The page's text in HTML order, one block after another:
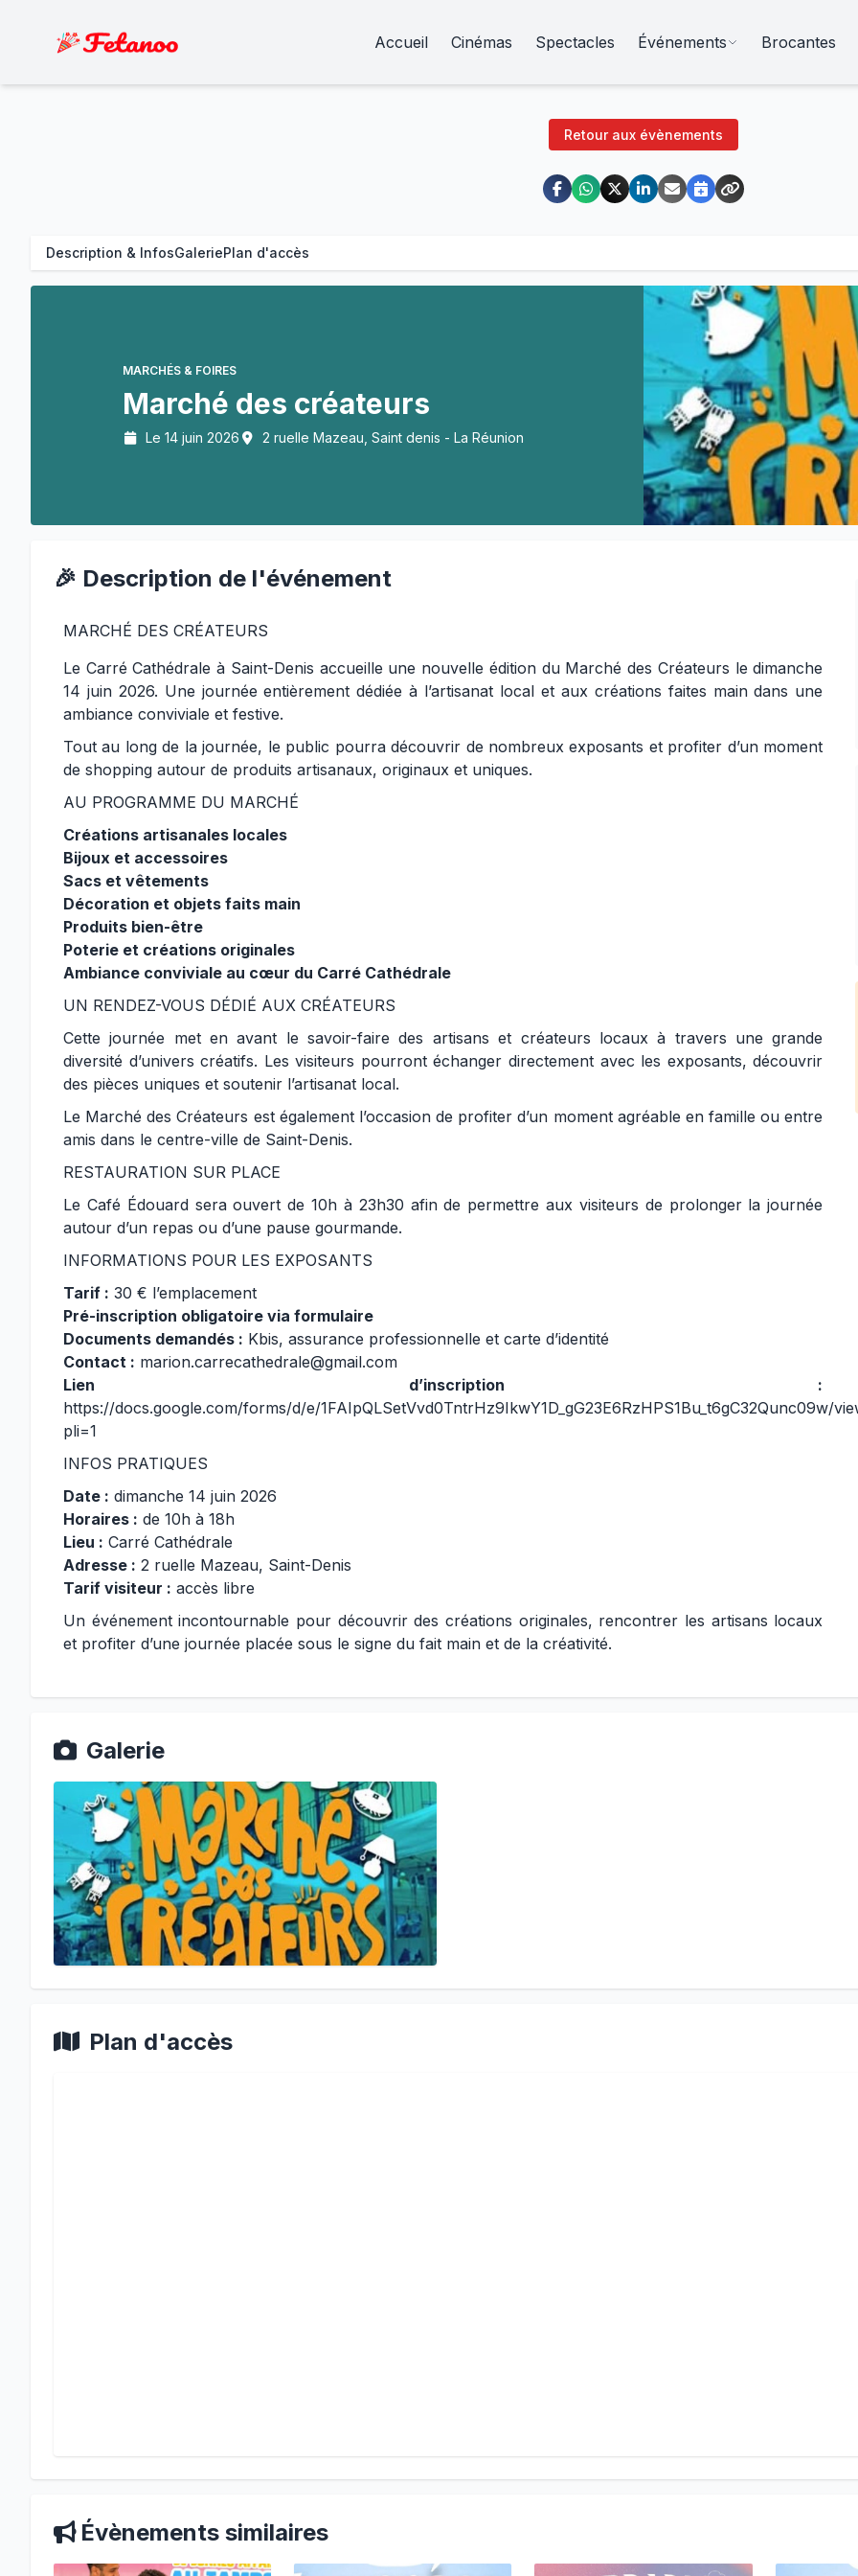
Accueil Cinémas Spectacles Événements Brocantes
Retour aux évènements
Description & InfosGaleriePlan d'accès
MARCHÉS & FOIRES
Marché des créateurs
Le 14 juin 2026 2 ruelle Mazeau, Saint denis - La Réunion
🎉 Description de l'événement
MARCHÉ DES CRÉATEURS
Le Carré Cathédrale à Saint-Denis accueille une nouvelle édition du Marché des Créateurs le dimanche
14 juin 2026. Une journée entièrement dédiée à l’artisanat local et aux créations faites main dans une
ambiance conviviale et festive.
Tout au long de la journée, le public pourra découvrir de nombreux exposants et profiter d’un moment
de shopping autour de produits artisanaux, originaux et uniques.
AU PROGRAMME DU MARCHÉ
Créations artisanales locales
Bijoux et accessoires
Sacs et vêtements
Décoration et objets faits main
Produits bien-être
Poterie et créations originales
Ambiance conviviale au cœur du Carré Cathédrale
UN RENDEZ-VOUS DÉDIÉ AUX CRÉATEURS
Cette journée met en avant le savoir-faire des artisans et créateurs locaux à travers une grande
diversité d’univers créatifs. Les visiteurs pourront échanger directement avec les exposants, découvrir
des pièces uniques et soutenir l’artisanat local.
Le Marché des Créateurs est également l’occasion de profiter d’un moment agréable en famille ou entre
amis dans le centre-ville de Saint-Denis.
RESTAURATION SUR PLACE
Le Café Édouard sera ouvert de 10h à 23h30 afin de permettre aux visiteurs de prolonger la journée
autour d’un repas ou d’une pause gourmande.
INFORMATIONS POUR LES EXPOSANTS
Tarif : 30 € l’emplacement
Pré-inscription obligatoire via formulaire
Documents demandés : Kbis, assurance professionnelle et carte d’identité
Contact : marion.carrecathedrale@gmail.com
Lien d’inscription :
https://docs.google.com/forms/d/e/1FAIpQLSetVvd0TntrHz9IkwY1D_gG23E6RzHPS1Bu_t6gC32Qunc09w/
pli=1
INFOS PRATIQUES
Date : dimanche 14 juin 2026
Horaires : de 10h à 18h
Lieu : Carré Cathédrale
Adresse : 2 ruelle Mazeau, Saint-Denis
Tarif visiteur : accès libre
Un événement incontournable pour découvrir des créations originales, rencontrer les artisans locaux
et profiter d’une journée placée sous le signe du fait main et de la créativité.
Galerie
Plan d'accès
Évènements similaires